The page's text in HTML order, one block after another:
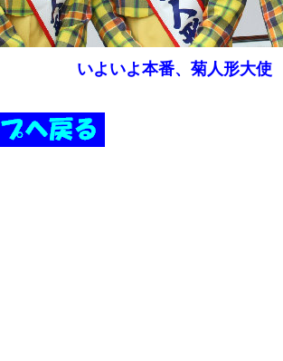
いよいよ本番、菊人形大使